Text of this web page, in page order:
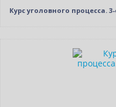
Курс уголовного процесса.